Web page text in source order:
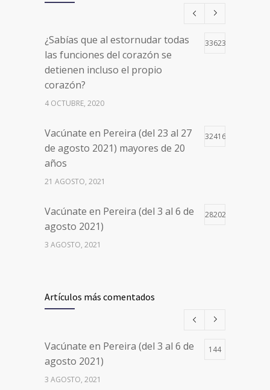
¿Sabías que al estornudar todas
las funciones del corazón se
detienen incluso el propio
corazón?
33623
4 OCTUBRE, 2020
Vacúnate en Pereira (del 23 al 27
de agosto 2021) mayores de 20
años
32416
21 AGOSTO, 2021
Vacúnate en Pereira (del 3 al 6 de
agosto 2021)
28202
3 AGOSTO, 2021
de agosto 2021) mayores de 20
años
Números de Teléfono y Horarios
de Atención para pedir Citas
Médicas en los 5 departamentos
Artículos más comentados
Vacúnate en Pereira (del 3 al 6 de
agosto 2021)
144
3 AGOSTO, 2021